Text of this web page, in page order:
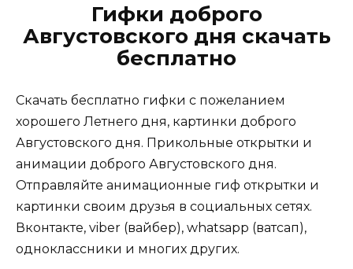
Гифки доброго
Августовского дня скачать
бесплатно
Скачать бесплатно гифки с пожеланием
хорошего Летнего дня, картинки доброго
Августовского дня. Прикольные открытки и
анимации доброго Августовского дня.
Отправляйте анимационные гиф открытки и
картинки своим друзья в социальных сетях.
Вконтакте, viber (вайбер), whatsapp (ватсап),
одноклассники и многих других.